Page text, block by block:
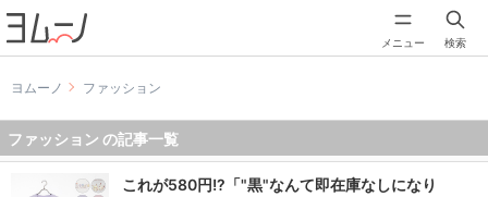
メニュー 検索
ヨムーノ ファッション
ファッション の記事一覧
これが580円!?「"黒"なんて即在庫なしになり